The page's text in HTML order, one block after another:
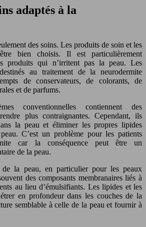
adaptés à la
des soins. Les produits de soin et les
bien choisis. Il est particulièrement
produits qui n’irritent pas la peau. Les
au traitement de la neurodermite
de conservateurs, de colorants, de
et de parfums.
conventionnelles contiennent des
plus contraignantes. Cependant, ils
la peau et éliminer les propres lipides
C’est un problème pour les patients
car la conséquence peut être un
de la peau.
la peau, en particulier pour les peaux
des composants membranaires liés à
au lieu d’émulsifiants. Les lipides et les
en profondeur dans les couches de la
semblable à celle de la peau et fournir à